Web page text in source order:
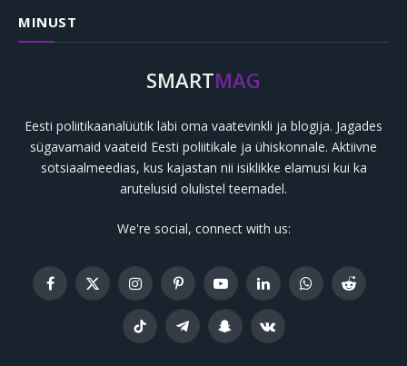
MINUST
SMARTMAG
Eesti poliitikaanalüütik läbi oma vaatevinkli ja blogija. Jagades
sügavamaid vaateid Eesti poliitikale ja ühiskonnale. Aktiivne
sotsiaalmeedias, kus kajastan nii isiklikke elamusi kui ka
arutelusid olulistel teemadel.
We're social, connect with us:
Facebook
X
(Twitter)
InstagramPinterestYouTubeLinkedInWhatsAppReddit
TikTok TelegramSnapchatVKontakte